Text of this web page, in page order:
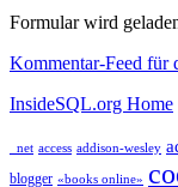
Formular wird
Kommentar-Feed für
InsideSQL.org Home
_net access addison-wesley
blogger «books online»